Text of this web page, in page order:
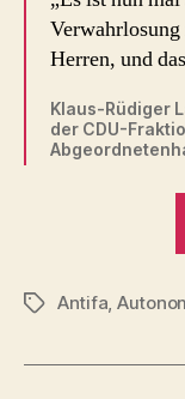
Herren, und
Klaus-Rüdiger
der CDU-
Schlagwörter
Antifa,